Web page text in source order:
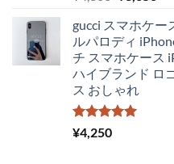
5.00
の評価
価
格
は
¥4,300
で
し
の
価
格
は
gucci スマホケー
ルパロディ
チ スマホケース
ハイブランド ロ
ス おしゃれ
5段階中
5.00
¥4,250